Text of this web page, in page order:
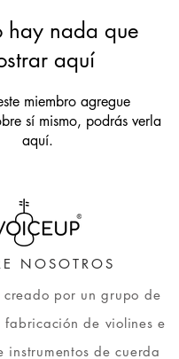
hay nada que
aquí
miembro agregue
sí mismo, podrás verla
aquí.
NOSOTROS
creado por un grupo de
fabricación de violines e
instrumentos de cuerda